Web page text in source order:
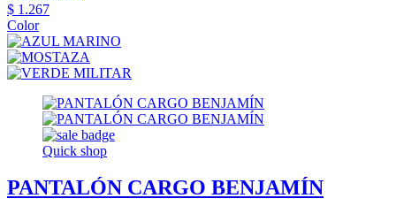
$ 1.267
Color
Quick shop
PANTALÓN CARGO BENJAMÍN